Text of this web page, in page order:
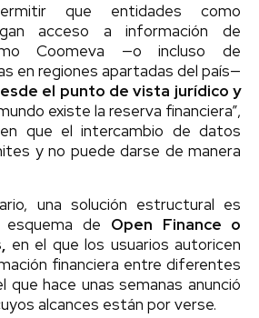
que entidades como
acceso a información de
Coomeva —o incluso de
en regiones apartadas del país—
el punto de vista jurídico y
existe la reserva financiera”,
que el intercambio de datos
y no puede darse de manera
una solución estructural es
esquema de Open Finance o
en el que los usuarios autoricen
financiera entre diferentes
que hace unas semanas anunció
alcances están por verse.